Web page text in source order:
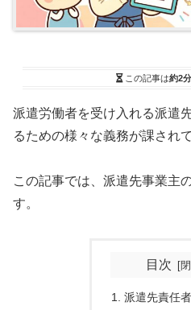
この記事は約2分
派遣労働者を受け入れる派遣
るための様々な義務が課され
この記事では、派遣先事業主
す。
目次
派遣先責任